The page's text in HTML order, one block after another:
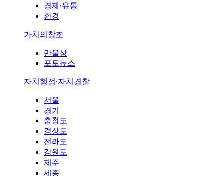
경제·유통
환경
가치의창조
만물상
포토뉴스
자치행정·자치경찰
서울
경기
충청도
경상도
전라도
강원도
제주
세종